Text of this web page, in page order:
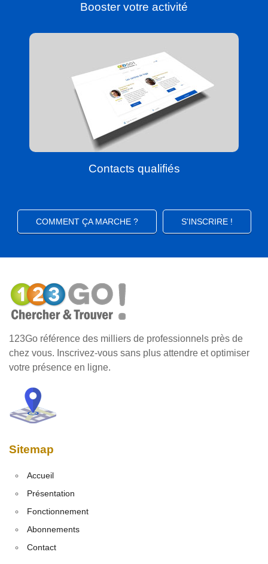
Booster votre activité
Contacts qualifiés
COMMENT ÇA MARCHE ? S'INSCRIRE !
123Go référence des milliers de professionnels près de
chez vous. Inscrivez-vous sans plus attendre et optimiser
votre présence en ligne.
Sitemap
Accueil
Présentation
Fonctionnement
Abonnements
Contact